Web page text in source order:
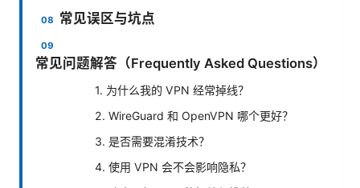
常见误区与坑点
常见问题解答（Frequently Asked Questions）
1. 为什么我的 VPN 经常掉线？
2. WireGuard 和 OpenVPN 哪个更好？
3. 是否需要混淆技术？
4. 使用 VPN 会不会影响隐私？